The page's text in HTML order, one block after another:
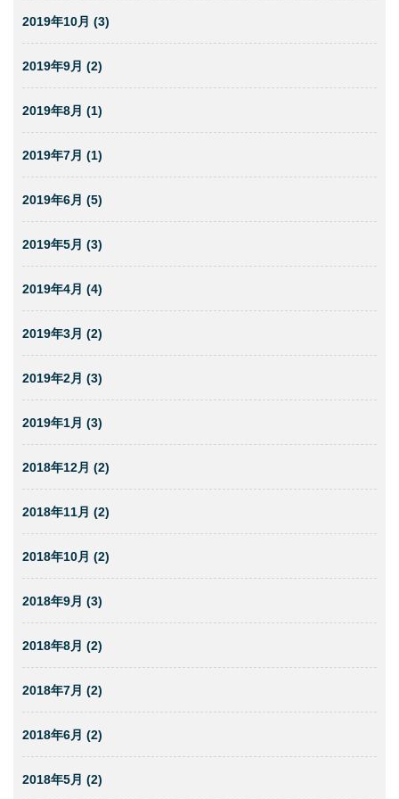
2019年10月 (3)
2019年9月 (2)
2019年8月 (1)
2019年7月 (1)
2019年6月 (5)
2019年5月 (3)
2019年4月 (4)
2019年3月 (2)
2019年2月 (3)
2019年1月 (3)
2018年12月 (2)
2018年11月 (2)
2018年10月 (2)
2018年9月 (3)
2018年8月 (2)
2018年7月 (2)
2018年6月 (2)
2018年5月 (2)